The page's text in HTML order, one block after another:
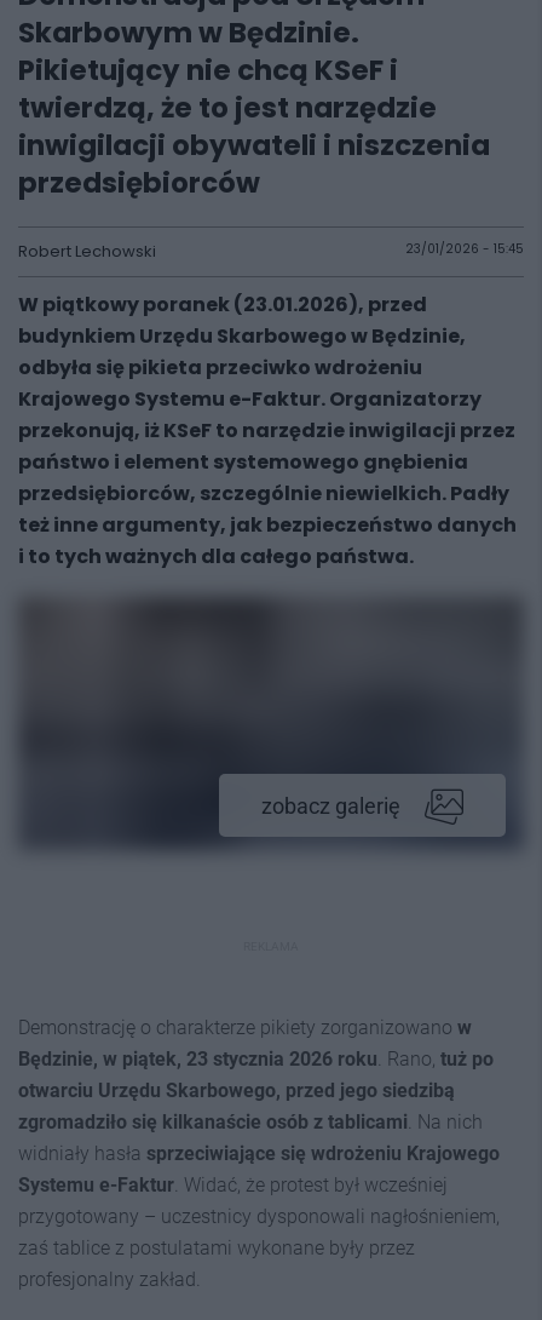
Skarbowym w Będzinie.
Pikietujący nie chcą KSeF i
twierdzą, że to jest narzędzie
inwigilacji obywateli i niszczenia
przedsiębiorców
Robert Lechowski 23/01/2026 - 15:45
W piątkowy poranek (23.01.2026), przed
budynkiem Urzędu Skarbowego w Będzinie,
odbyła się pikieta przeciwko wdrożeniu
Krajowego Systemu e-Faktur. Organizatorzy
przekonują, iż KSeF to narzędzie inwigilacji przez
państwo i element systemowego gnębienia
przedsiębiorców, szczególnie niewielkich. Padły
też inne argumenty, jak bezpieczeństwo danych
i to tych ważnych dla całego państwa.
zobacz galerię
Demonstrację o charakterze pikiety zorganizowano w
Będzinie, w piątek, 23 stycznia 2026 roku. Rano, tuż po
otwarciu Urzędu Skarbowego, przed jego siedzibą
zgromadziło się kilkanaście osób z tablicami. Na nich
widniały hasła sprzeciwiające się wdrożeniu Krajowego
Systemu e-Faktur. Widać, że protest był wcześniej
przygotowany – uczestnicy dysponowali nagłośnieniem,
zaś tablice z postulatami wykonane były przez
profesjonalny zakład.